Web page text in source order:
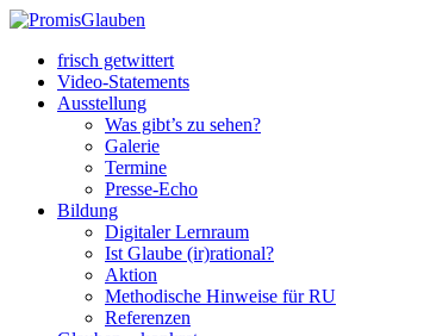
frisch getwittert
Video-Statements
Ausstellung
Was gibt’s zu sehen?
Galerie
Termine
Presse-Echo
Bildung
Digitaler Lernraum
Ist Glaube (ir)rational?
Aktion
Methodische Hinweise für RU
Referenzen